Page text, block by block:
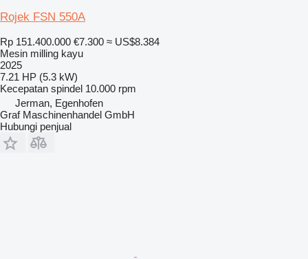
Rojek FSN 550A
Rp 151.400.000 €7.300 ≈ US$8.384
Mesin milling kayu
2025
7.21 HP (5.3 kW)
Kecepatan spindel 10.000 rpm
Jerman, Egenhofen
Graf Maschinenhandel GmbH
Hubungi penjual